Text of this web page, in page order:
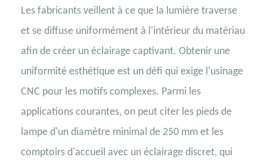
Les fabricants veillent à ce que la lumière traverse
et se diffuse uniformément à l'intérieur du matériau
afin de créer un éclairage captivant. Obtenir une
uniformité esthétique est un défi qui exige l'usinage
CNC pour les motifs complexes. Parmi les
applications courantes, on peut citer les pieds de
lampe d'un diamètre minimal de 250 mm et les
comptoirs d'accueil avec un éclairage discret, qui